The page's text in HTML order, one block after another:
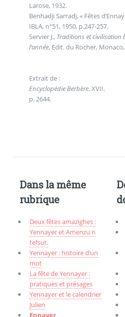
Larose, 1932.
Benhadji Sarradj, « Fêtes
IBLA, n°51, 1950, p.247-257.
Servier J., Traditions et civilisation
l’année, Edit. du Rocher,
Extrait de :
Encyclopédie Berbère, XVII.
p. 2644.
Dans la même
rubrique
Deux fêtes amazighes :
Yennayer et Amenzu n
tefsut.
Yennayer : histoire d’un
mot
La fête de Yennayer :
pratiques et présages
Yennayer et le calendrier
Julien
Ennayer